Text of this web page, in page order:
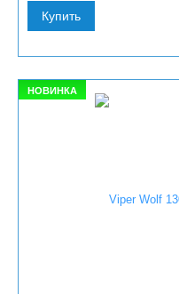
Купить
НОВИНКА